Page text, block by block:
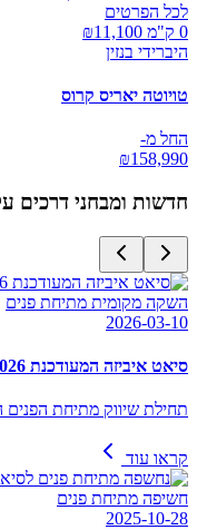
לכל הפרטים
0 ק"מ ₪
11,100
היברידי בנזין
טויוטה יאריס קרוס
החל מ-
₪158,990
חדשות ומבחני דרכים
השקה מקומית מתיחת פנים
2026-03-10
סיאט איביזה המעודכנת 2026: מחיר החל מ- 122,390 ש"ח
תחילת שיווק מתיחת
קראו עוד
חשיפה מתיחת פנים
2025-10-28